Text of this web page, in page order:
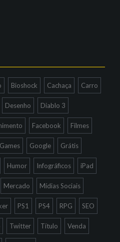
Bioshock Cachaça Carro
Desenho Diablo 3
Facebook Filmes
Games Google Grátis
Humor Infográficos iPad
Mercado Mídias Sociais
PS1 PS4 RPG SEO
Twitter Título Venda